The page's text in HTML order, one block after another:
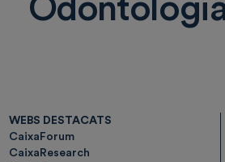
WEBS DESTACATS
CaixaForum
CaixaResearch